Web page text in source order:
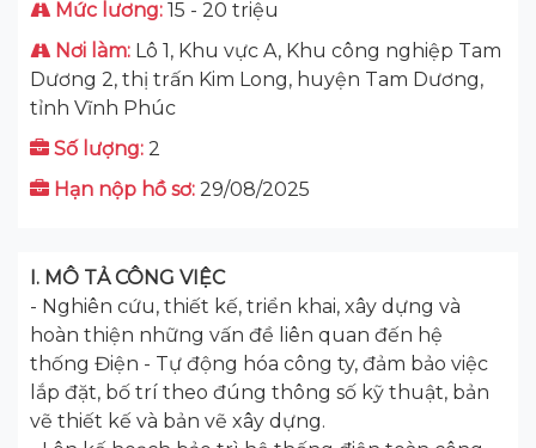
Mức lương: 15 - 20 triệu
Nơi làm: Lô 1, Khu vực A, Khu công nghiệp Tam
Dương 2, thị trấn Kim Long, huyện Tam Dương,
tỉnh Vĩnh Phúc
Số lượng: 2
Hạn nộp hồ sơ: 29/08/2025
I. MÔ TẢ CÔNG VIỆC
- Nghiên cứu, thiết kế, triển khai, xây dựng và
hoàn thiện những vấn đề liên quan đến hệ
thống Điện - Tự động hóa công ty, đảm bảo việc
lắp đặt, bố trí theo đúng thông số kỹ thuật, bản
vẽ thiết kế và bản vẽ xây dựng.